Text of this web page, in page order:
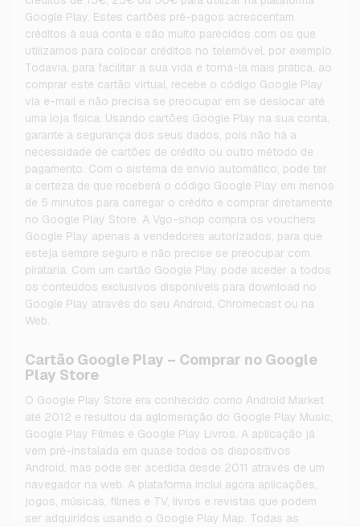
Google Play. Estes cartões pré-pagos acrescentam
créditos à sua conta e são muito parecidos com os que
utilizamos para colocar créditos no telemóvel, por exemplo.
Todavia, para facilitar a sua vida e torná-la mais prática, ao
comprar este cartão virtual, recebe o código Google Play
via e-mail e não precisa se preocupar em se deslocar até
uma loja física. Usando cartões Google Play na sua conta,
garante a segurança dos seus dados, pois não há a
necessidade de cartões de crédito ou outro método de
pagamento. Com o sistema de envio automático, pode ter
a certeza de que receberá o código Google Play em menos
de 5 minutos para carregar o crédito e comprar diretamente
no Google Play Store. A Vgo-shop compra os vouchers
Google Play apenas a vendedores autorizados, para que
esteja sempre seguro e não precise se preocupar com
pirataria. Com um cartão Google Play pode aceder a todos
os conteúdos exclusivos disponíveis para download no
Google Play através do seu Android, Chromecast ou na
Web.
Cartão Google Play – Comprar no Google
Play Store
O Google Play Store era conhecido como Android Market
até 2012 e resultou da aglomeração do Google Play Music,
Google Play Filmes e Google Play Livros. A aplicação já
vem pré-instalada em quase todos os dispositivos
Android, mas pode ser acedida desde 2011 através de um
navegador na web. A plataforma inclui agora aplicações,
jogos, músicas, filmes e TV, livros e revistas que podem
ser adquiridos usando o Google Play Map. Todas as